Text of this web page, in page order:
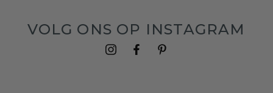
VOLG ONS OP INSTAGRAM